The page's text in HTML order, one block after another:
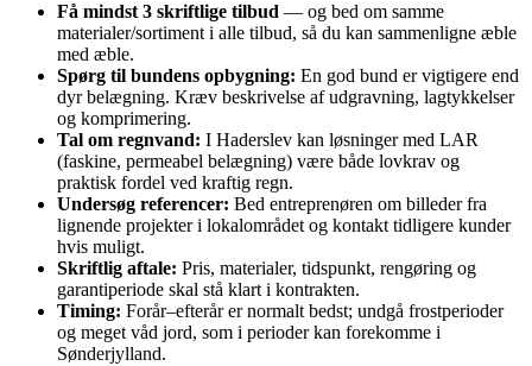
Få mindst 3 skriftlige tilbud — og bed om samme
materialer/sortiment i alle tilbud, så du kan sammenligne æble
med æble.
Spørg til bundens opbygning: En god bund er vigtigere end
dyr belægning. Kræv beskrivelse af udgravning, lagtykkelser
og komprimering.
Tal om regnvand: I Haderslev kan løsninger med LAR
(faskine, permeabel belægning) være både lovkrav og
praktisk fordel ved kraftig regn.
Undersøg referencer: Bed entreprenøren om billeder fra
lignende projekter i lokalområdet og kontakt tidligere kunder
hvis muligt.
Skriftlig aftale: Pris, materialer, tidspunkt, rengøring og
garantiperiode skal stå klart i kontrakten.
Timing: Forår–efterår er normalt bedst; undgå frostperioder
og meget våd jord, som i perioder kan forekomme i
Sønderjylland.